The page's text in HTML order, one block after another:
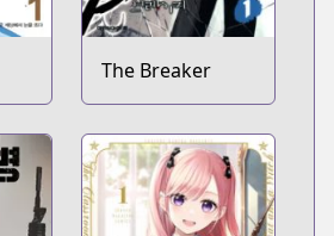
The Breaker